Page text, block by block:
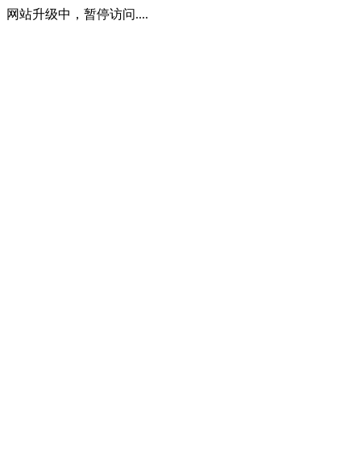
网站升级中，暂停访问....